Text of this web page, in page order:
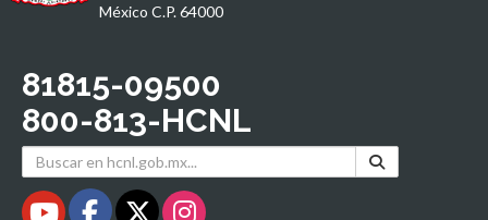
México C.P. 64000
81815-09500
800-813-HCNL